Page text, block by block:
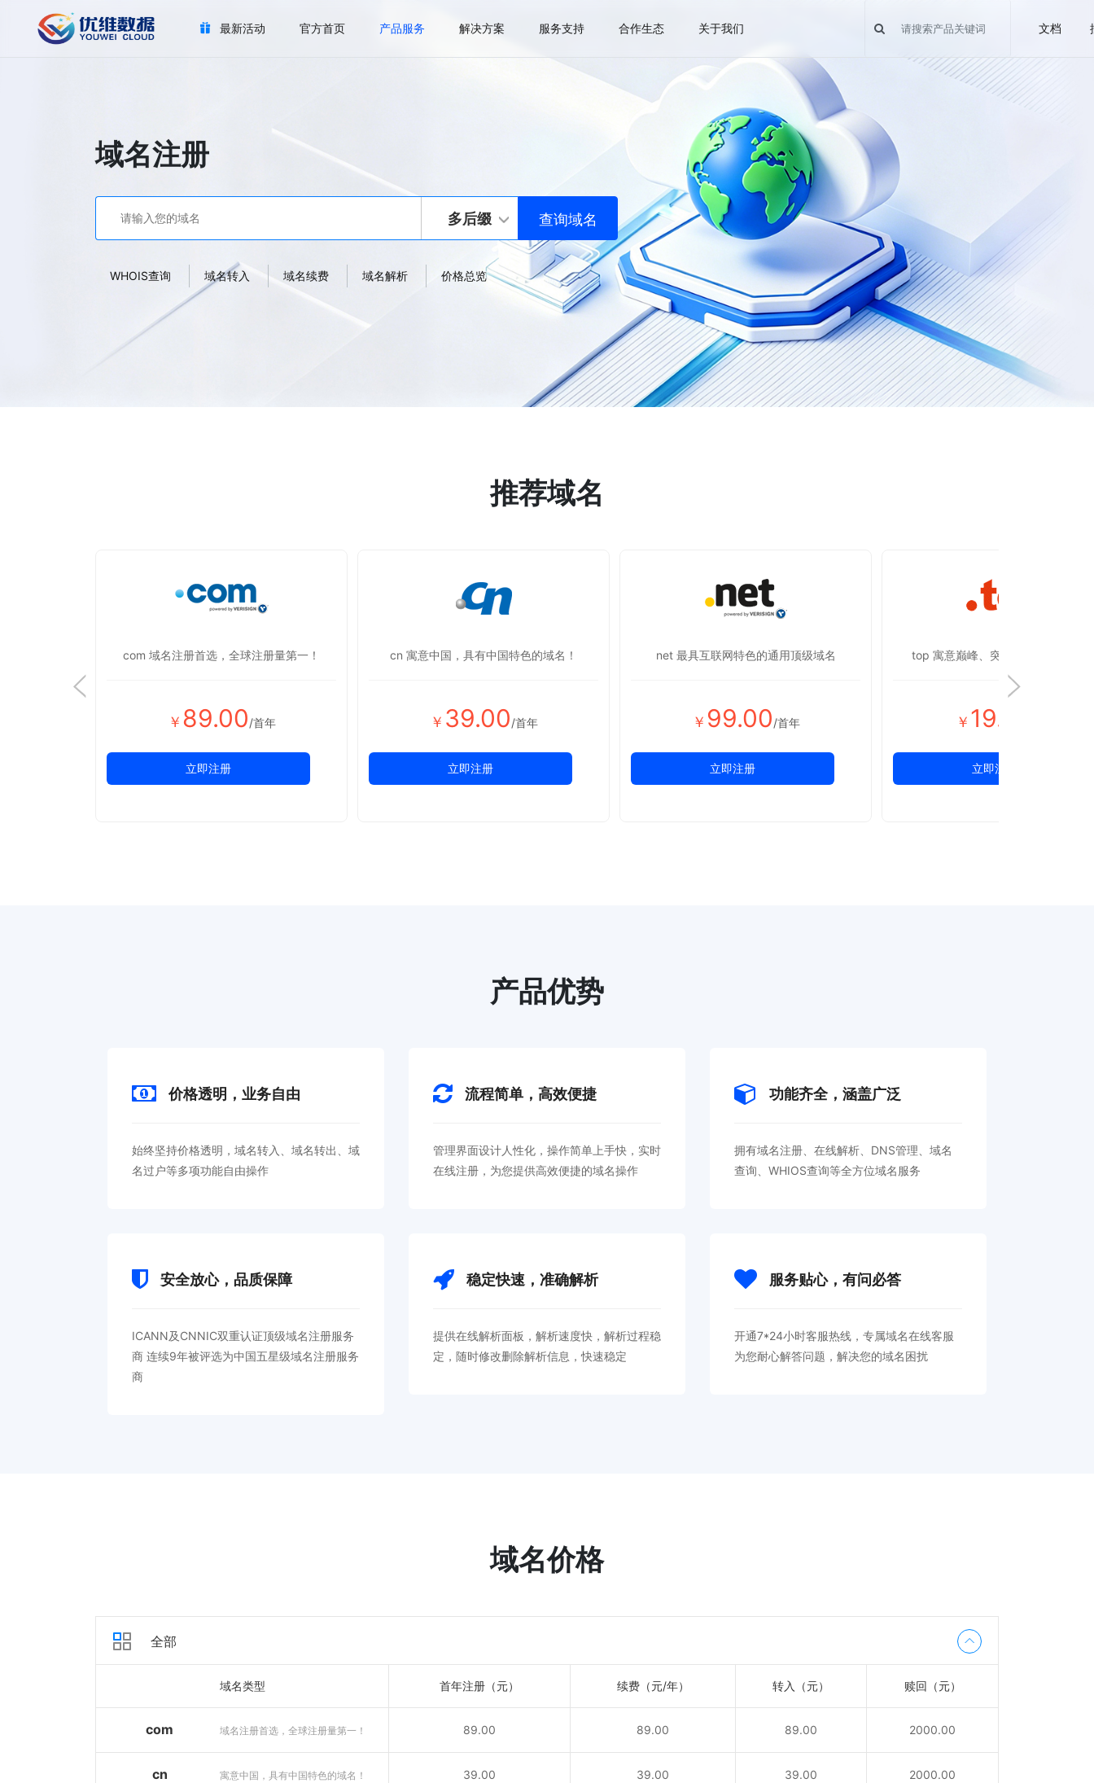
最新活动 官方首页 产品服务 解决方案 服务支持 合作生态 关于我们 文档
域名注册
多后缀
WHOIS查询 域名转入 域名续费 域名解析 价格总览
推荐域名
com 域名注册首选，全球注册量第一！
￥ 89.00/首年
立即注册
cn 寓意中国，具有中国特色的域名！
￥ 39.00/首年
立即注册
net 最具互联网特色的通用顶级域名
￥ 99.00/首年
立即注册
top 寓意巅峰、突破，彰显蒸蒸日
￥ 19.00
立即注册
产品优势
价格透明，业务自由
始终坚持价格透明，域名转入、域名转出、域
名过户等多项功能自由操作
流程简单，高效便捷
管理界面设计人性化，操作简单上手快，实时
在线注册，为您提供高效便捷的域名操作
功能齐全，涵盖广泛
拥有域名注册、在线解析、DNS管理、域名
查询、WHIOS查询等全方位域名服务
安全放心，品质保障
ICANN及CNNIC双重认证顶级域名注册服务
商 连续9年被评选为中国五星级域名注册服务
商
稳定快速，准确解析
提供在线解析面板，解析速度快，解析过程稳
定，随时修改删除解析信息，快速稳定
服务贴心，有问必答
开通7*24小时客服热线，专属域名在线客服
为您耐心解答问题，解决您的域名困扰
域名价格
全部
域名类型 首年注册（元） 续费（元/年） 转入（元） 赎回（元）
com 域名注册首选，全球注册量第一！ 89.00 89.00 89.00 2000.00
cn 寓意中国，具有中国特色的域名！ 39.00 39.00 39.00 2000.00